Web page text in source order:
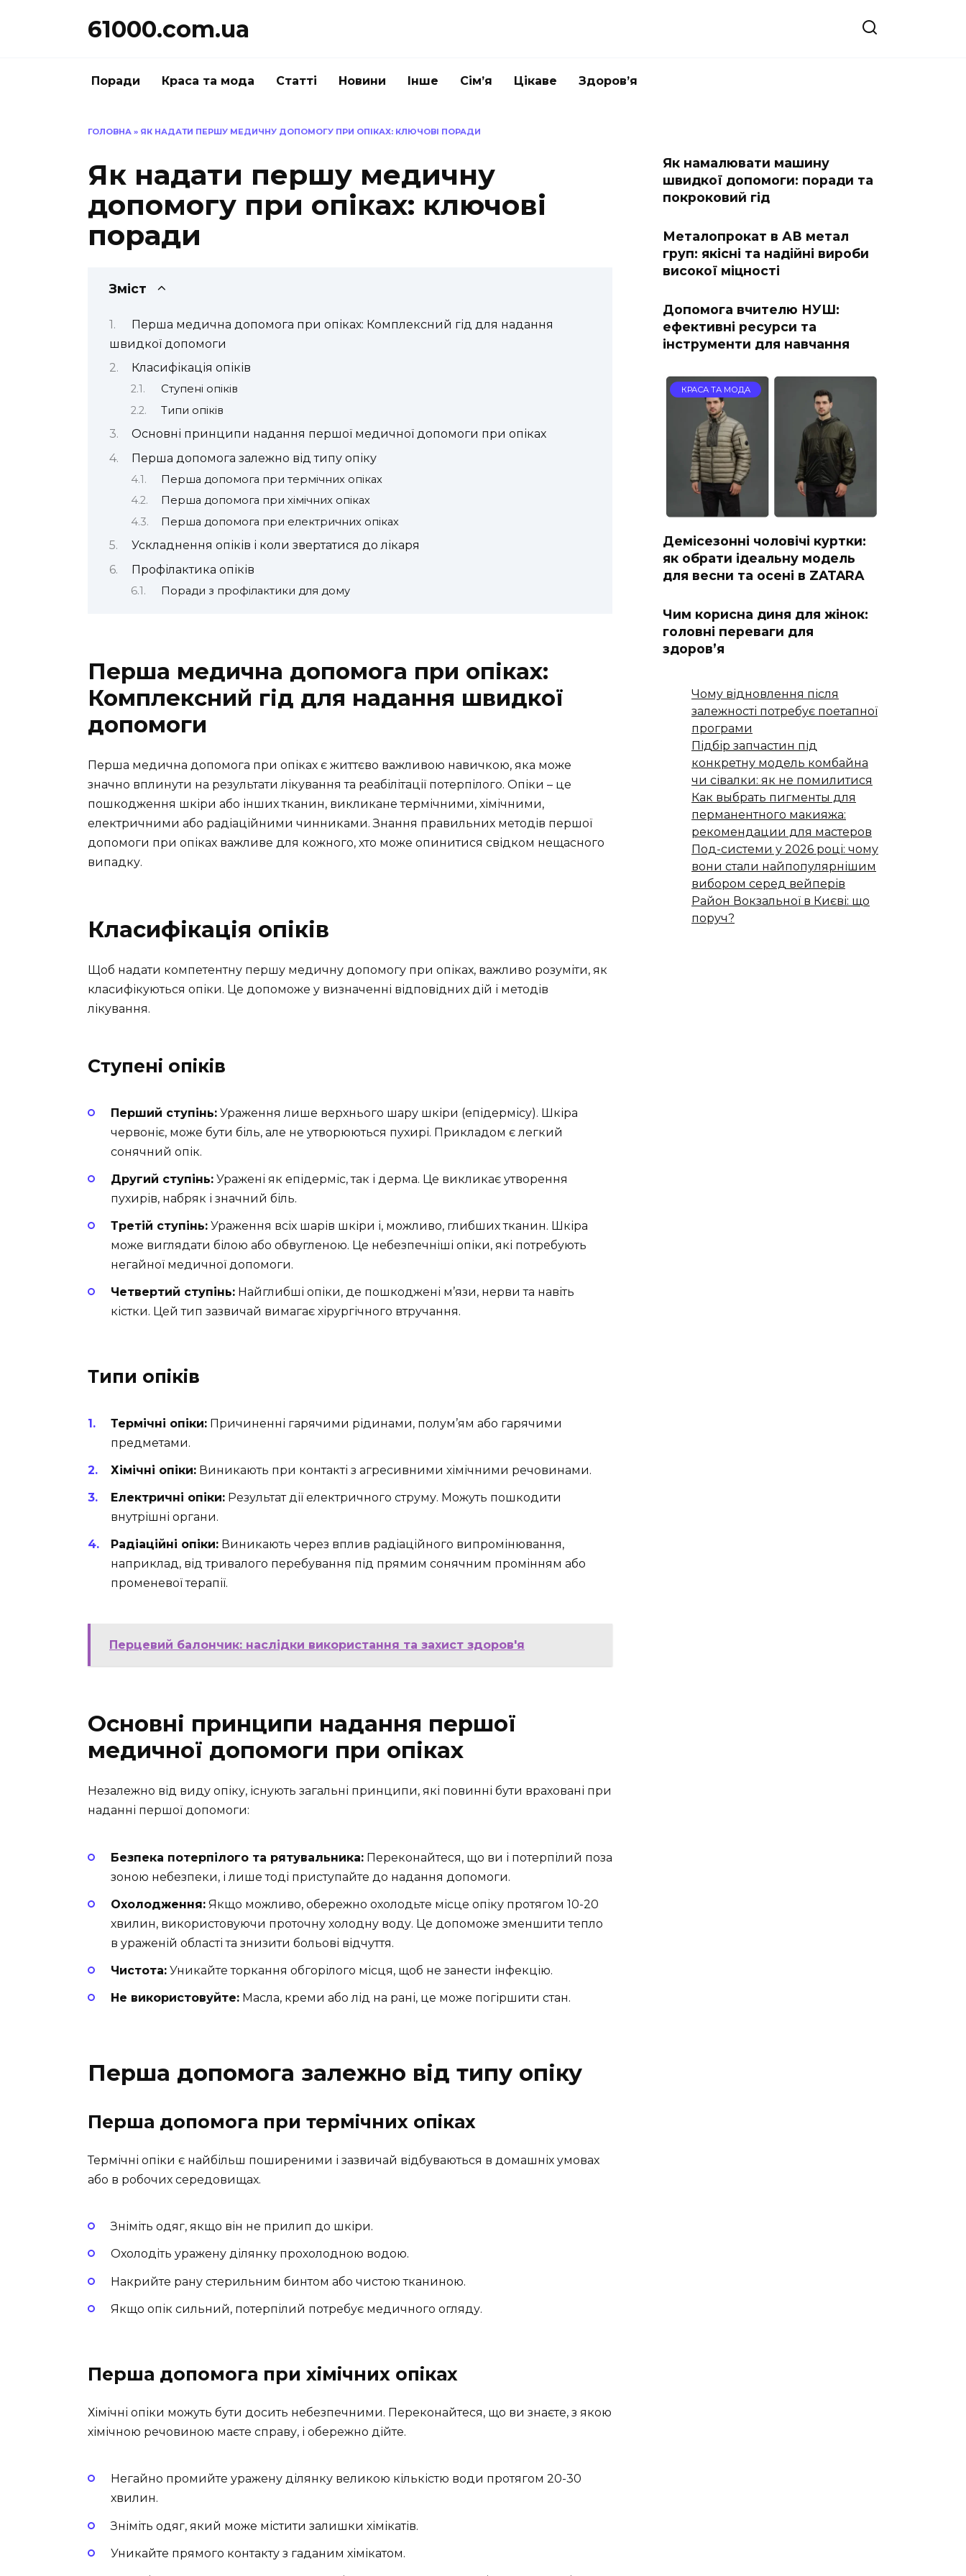
61000.com.ua
Поради Краса та мода Статті Новини Інше Сім’я Цікаве Здоров’я
ГОЛОВНА » ЯК НАДАТИ ПЕРШУ МЕДИЧНУ ДОПОМОГУ ПРИ ОПІКАХ: КЛЮЧОВІ ПОРАДИ
Як надати першу медичну
допомогу при опіках: ключові
поради
Зміст
Перша медична допомога при опіках: Комплексний гід для надання
швидкої допомоги
Класифікація опіків
Ступені опіків
Типи опіків
Основні принципи надання першої медичної допомоги при опіках
Перша допомога залежно від типу опіку
Перша допомога при термічних опіках
Перша допомога при хімічних опіках
Перша допомога при електричних опіках
Ускладнення опіків і коли звертатися до лікаря
Профілактика опіків
Поради з профілактики для дому
Перша медична допомога при опіках:
Комплексний гід для надання швидкої
допомоги
Перша медична допомога при опіках є життєво важливою навичкою, яка може
значно вплинути на результати лікування та реабілітації потерпілого. Опіки – це
пошкодження шкіри або інших тканин, викликане термічними, хімічними,
електричними або радіаційними чинниками. Знання правильних методів першої
допомоги при опіках важливе для кожного, хто може опинитися свідком нещасного
випадку.
Класифікація опіків
Щоб надати компетентну першу медичну допомогу при опіках, важливо розуміти, як
класифікуються опіки. Це допоможе у визначенні відповідних дій і методів
лікування.
Ступені опіків
Перший ступінь: Ураження лише верхнього шару шкіри (епідермісу). Шкіра
червоніє, може бути біль, але не утворюються пухирі. Прикладом є легкий
сонячний опік.
Другий ступінь: Уражені як епідерміс, так і дерма. Це викликає утворення
пухирів, набряк і значний біль.
Третій ступінь: Ураження всіх шарів шкіри і, можливо, глибших тканин. Шкіра
може виглядати білою або обвугленою. Це небезпечніші опіки, які потребують
негайної медичної допомоги.
Четвертий ступінь: Найглибші опіки, де пошкоджені м’язи, нерви та навіть
кістки. Цей тип зазвичай вимагає хірургічного втручання.
Типи опіків
Термічні опіки: Причиненні гарячими рідинами, полум’ям або гарячими
предметами.
Хімічні опіки: Виникають при контакті з агресивними хімічними речовинами.
Електричні опіки: Результат дії електричного струму. Можуть пошкодити
внутрішні органи.
Радіаційні опіки: Виникають через вплив радіаційного випромінювання,
наприклад, від тривалого перебування під прямим сонячним промінням або
променевої терапії.
Перцевий балончик: наслідки використання та захист здоров'я
Основні принципи надання першої
медичної допомоги при опіках
Незалежно від виду опіку, існують загальні принципи, які повинні бути враховані при
наданні першої допомоги:
Безпека потерпілого та рятувальника: Переконайтеся, що ви і потерпілий поза
зоною небезпеки, і лише тоді приступайте до надання допомоги.
Охолодження: Якщо можливо, обережно охолодьте місце опіку протягом 10-20
хвилин, використовуючи проточну холодну воду. Це допоможе зменшити тепло
в ураженій області та знизити больові відчуття.
Чистота: Уникайте торкання обгорілого місця, щоб не занести інфекцію.
Не використовуйте: Масла, креми або лід на рані, це може погіршити стан.
Перша допомога залежно від типу опіку
Перша допомога при термічних опіках
Термічні опіки є найбільш поширеними і зазвичай відбуваються в домашніх умовах
або в робочих середовищах.
Зніміть одяг, якщо він не прилип до шкіри.
Охолодіть уражену ділянку прохолодною водою.
Накрийте рану стерильним бинтом або чистою тканиною.
Якщо опік сильний, потерпілий потребує медичного огляду.
Перша допомога при хімічних опіках
Хімічні опіки можуть бути досить небезпечними. Переконайтеся, що ви знаєте, з якою
хімічною речовиною маєте справу, і обережно дійте.
Негайно промийте уражену ділянку великою кількістю води протягом 20-30
хвилин.
Зніміть одяг, який може містити залишки хімікатів.
Уникайте прямого контакту з гаданим хімікатом.
Як намалювати машину
швидкої допомоги: поради та
покроковий гід
Металопрокат в АВ метал
груп: якісні та надійні вироби
високої міцності
Допомога вчителю НУШ:
ефективні ресурси та
інструменти для навчання
КРАСА ТА МОДА
Демісезонні чоловічі куртки:
як обрати ідеальну модель
для весни та осені в ZATARA
Чим корисна диня для жінок:
головні переваги для
здоров’я
Чому відновлення після
залежності потребує поетапної
програми
Підбір запчастин під
конкретну модель комбайна
чи сівалки: як не помилитися
Как выбрать пигменты для
перманентного макияжа:
рекомендации для мастеров
Под-системи у 2026 році: чому
вони стали найпопулярнішим
вибором серед вейперів
Район Вокзальної в Києві: що
поруч?